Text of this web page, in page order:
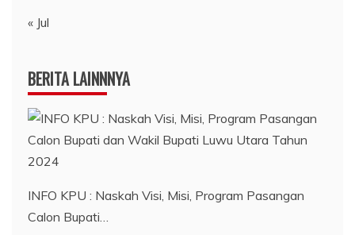
« Jul
BERITA LAINNNYA
INFO KPU : Naskah Visi, Misi, Program Pasangan
Calon Bupati…